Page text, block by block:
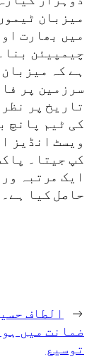
چیمپیئن
ہے کہ
سرزمین پر
تاریخ پر
کی ٹیم پانچ
کپ جیتا۔
ایک مرتبہ
حاصل کیا ہے۔
←
الطاف
ضمانت میں
توسیع